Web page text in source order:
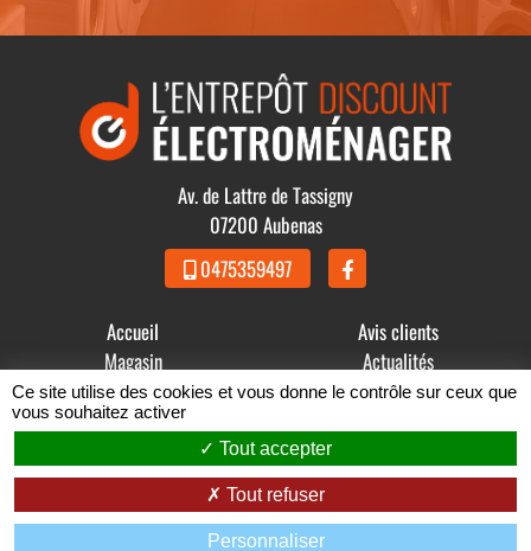
Av. de Lattre de Tassigny
07200 Aubenas
0475359497
Accueil
Magasin
Produits
Avis clients
Actualités
Contact
© 2021 - 2026 GDBB - L' Entrepôt Discount Électroménager -
Mentions légales-Conditions Générales de Vente
Zéfyxcréation de sites internet à Aubenas en Ardèche
Ce site utilise des cookies et vous donne le contrôle sur ceux que
vous souhaitez activer
Tout accepter
Tout refuser
Personnaliser